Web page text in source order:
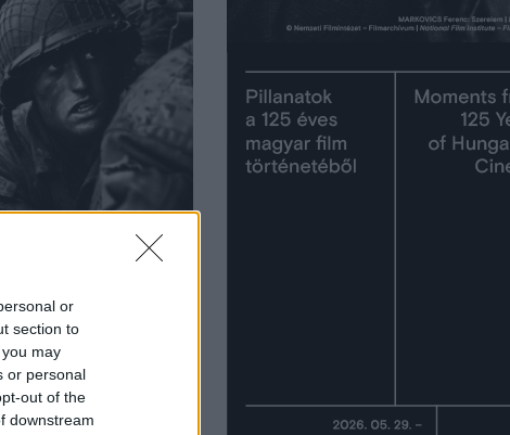
or
section to
may
or personal
out of the
downstream
léteztek:
Capa